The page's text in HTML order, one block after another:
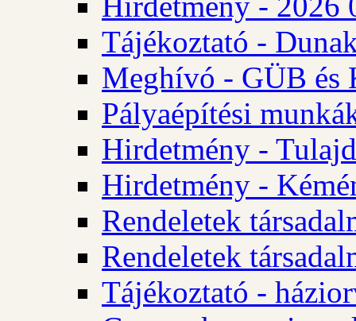
Tájékoztató -
Meghívó - GÜB és
Pályaépítési
Hirdetmény -
Hirdetmény -
Rendeletek
Rendeletek
Tájékoztató -